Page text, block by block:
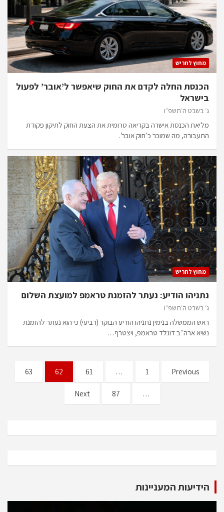
מחוץ לחריש
הכנסת החלה לקדם את החוק שיאפשר ל’אובר’ לפעול
בישראל
ג׳ בשבט ה׳תשפ״ו
מליאת הכנסת אישרה בקריאה טרומית את הצעת החוק לתיקון פקודת
התעבורה, מה שמוכר כ’חוק אובר’.
מחוץ לחריש
נתניהו הודיע: נעתר להזמנת טראמפ למועצת השלום
ג׳ בשבט ה׳תשפ״ו
ראש הממשלה בנימין נתניהו הודיע הבוקר (רביעי) כי הוא נעתר להזמנת
נשיא ארה״ב דונלד טראמפ, ויצטרף…
Posts
pagination
Previous
1
…
61
62
63
…
87
Next
הידיעות המעניינות